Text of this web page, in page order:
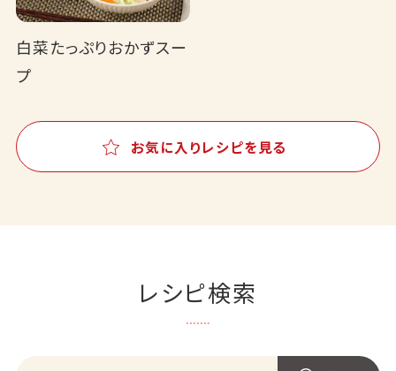
白菜たっぷりおかずスー
プ
お気に入りレシピを見る
レシピ検索